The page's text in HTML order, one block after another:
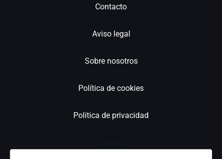
Contacto
Aviso legal
Sobre nosotros
Política de cookies
Política de privacidad